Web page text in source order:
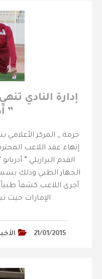
إدارة النادي
”
حرمة _ المركز الأعلامي
إنهاء عقد اللاعب
القدم البرازيلي ”
الجهاز الطبي وذلك
أجرى اللاعب كشفاً طبياً
الإمارات حيث
21/01/2015